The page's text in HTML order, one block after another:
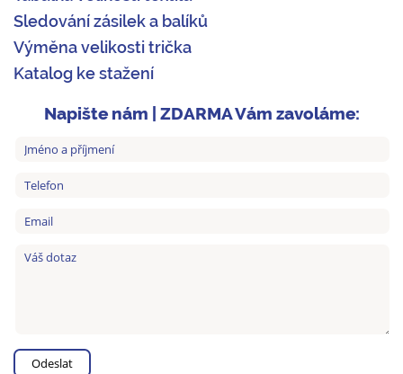
Sledování zásilek a balíků
Výměna velikosti trička
Katalog ke stažení
Napište nám | ZDARMA Vám zavoláme: